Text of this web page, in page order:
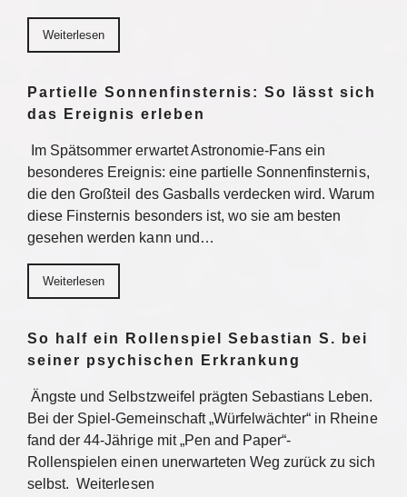
Weiterlesen
Partielle Sonnenfinsternis: So lässt sich
das Ereignis erleben
Im Spätsommer erwartet Astronomie-Fans ein
besonderes Ereignis: eine partielle Sonnenfinsternis,
die den Großteil des Gasballs verdecken wird. Warum
diese Finsternis besonders ist, wo sie am besten
gesehen werden kann und…
Weiterlesen
So half ein Rollenspiel Sebastian S. bei
seiner psychischen Erkrankung
Ängste und Selbstzweifel prägten Sebastians Leben.
Bei der Spiel-Gemeinschaft „Würfelwächter“ in Rheine
fand der 44-Jährige mit „Pen and Paper“-
Rollenspielen einen unerwarteten Weg zurück zu sich
selbst. Weiterlesen